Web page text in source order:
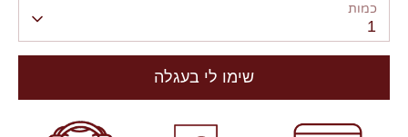
כמות
1
שימו לי בעגלה